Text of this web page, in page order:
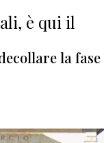
è qui il
la fase